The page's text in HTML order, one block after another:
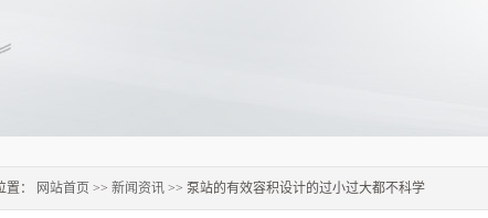
置： 网站首页 >> 新闻资讯 >> 泵站的有效容积设计的过小过大都不科学